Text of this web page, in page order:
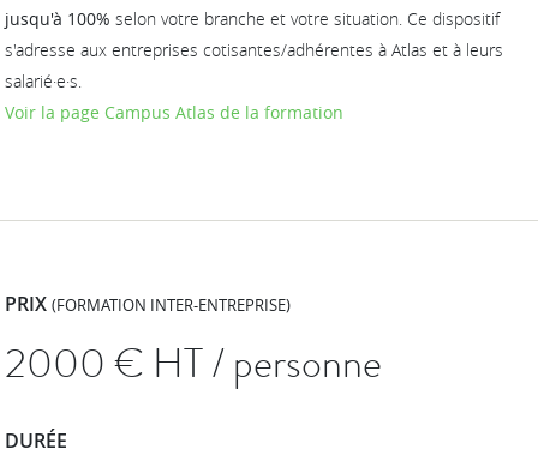
jusqu'à 100% selon votre branche et votre situation. Ce dispositif
s'adresse aux entreprises cotisantes/adhérentes à Atlas et à leurs
salarié·e·s.
Voir la page Campus Atlas de la formation
PRIX(FORMATION INTER-ENTREPRISE)
2000€ HT / personne
DURÉE